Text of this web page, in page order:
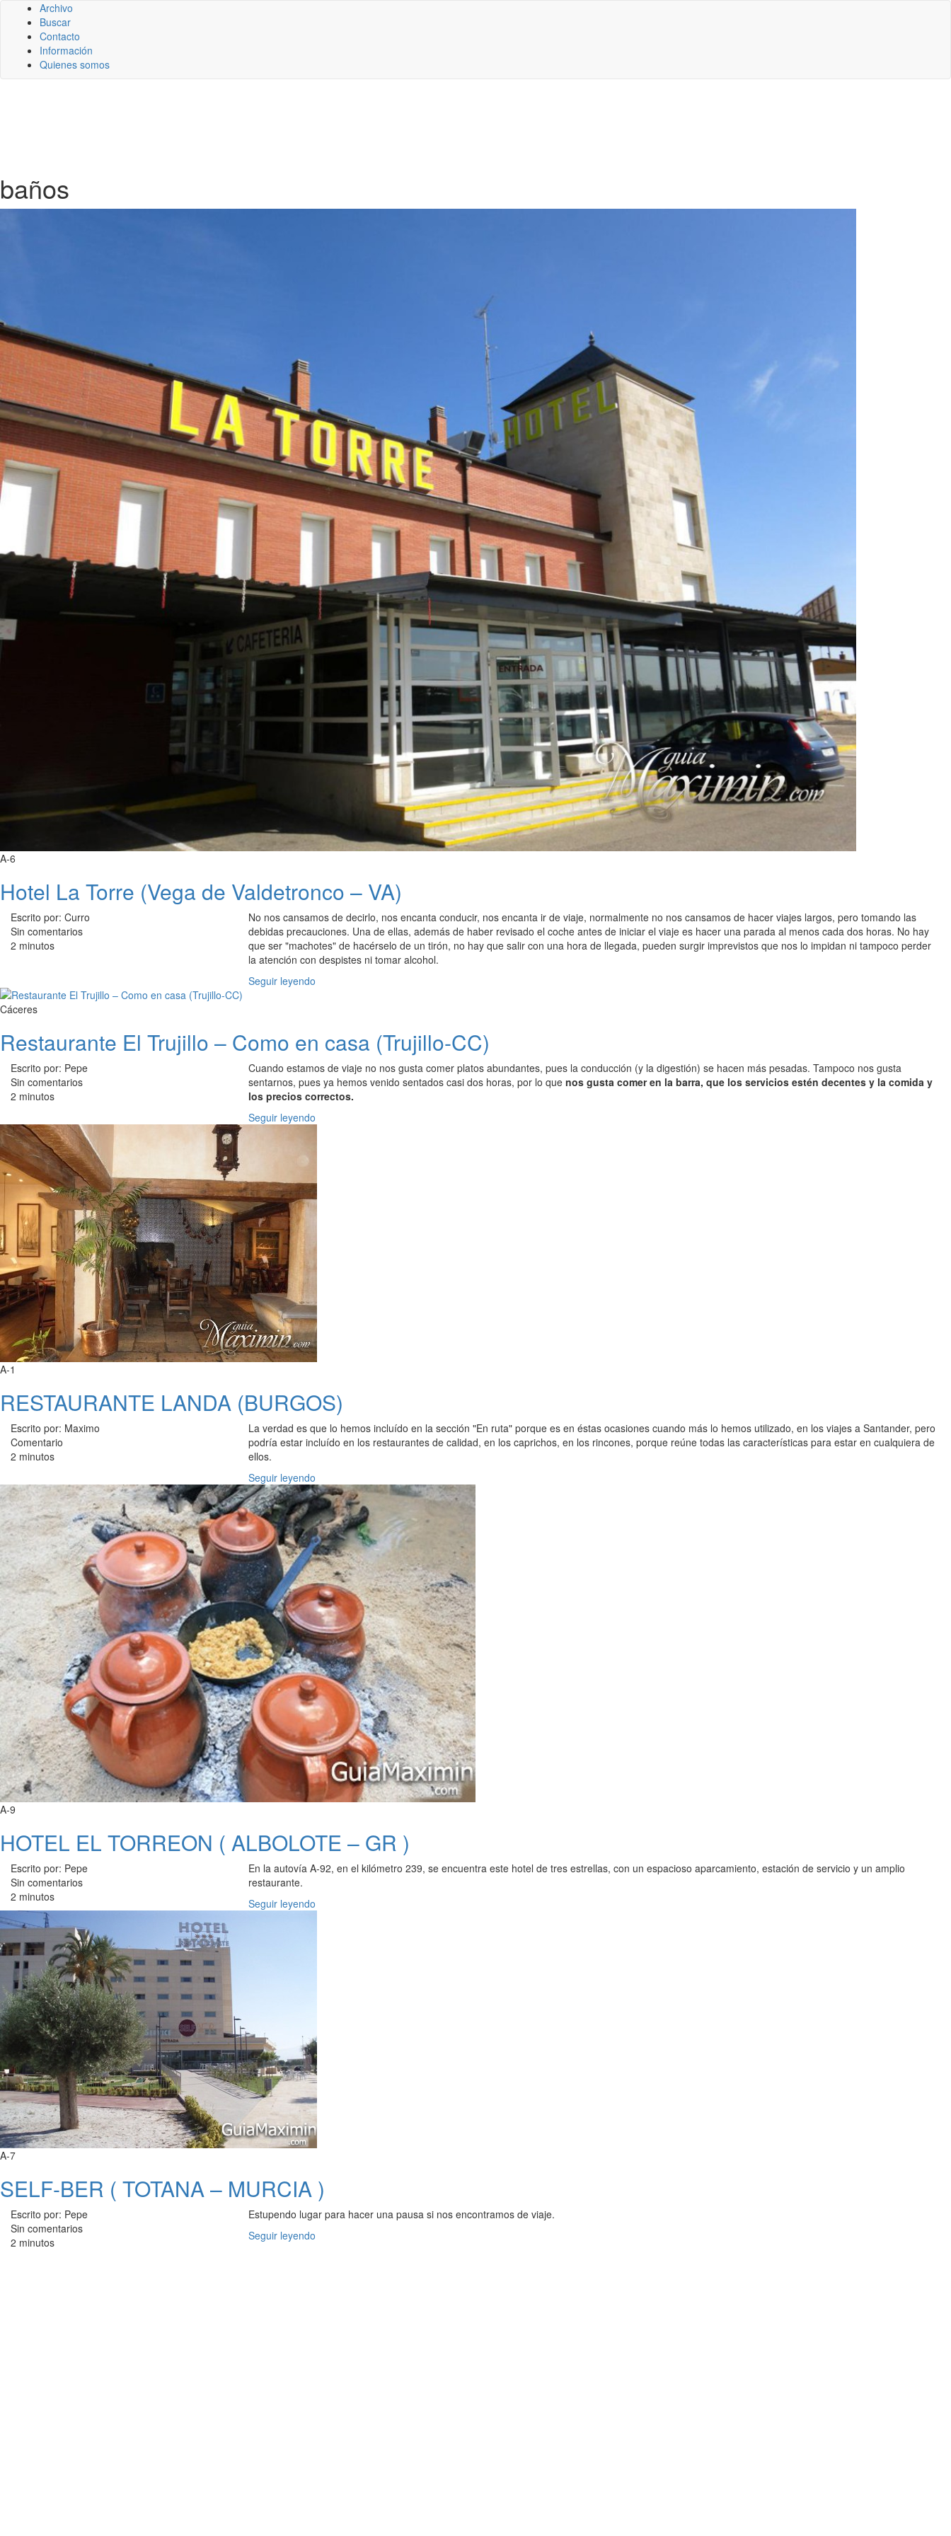
Archivo
Buscar
Contacto
Información
Quienes somos
baños
A-6
Hotel La Torre (Vega de Valdetronco – VA)
Escrito por: Curro
Sin comentarios
2 minutos
No nos cansamos de decirlo, nos encanta conducir, nos encanta ir de viaje, normalmente no nos cansamos de hacer viajes largos, pero tomando las
debidas precauciones. Una de ellas, además de haber revisado el coche antes de iniciar el viaje es hacer una parada al menos cada dos horas. No hay
que ser "machotes" de hacérselo de un tirón, no hay que salir con una hora de llegada, pueden surgir imprevistos que nos lo impidan ni tampoco perder
la atención con despistes ni tomar alcohol.
Seguir leyendo
Cáceres
Restaurante El Trujillo – Como en casa (Trujillo-CC)
Escrito por: Pepe
Sin comentarios
2 minutos
Cuando estamos de viaje no nos gusta comer platos abundantes, pues la conducción (y la digestión) se hacen más pesadas. Tampoco nos gusta
sentarnos, pues ya hemos venido sentados casi dos horas, por lo que nos gusta comer en la barra, que los servicios estén decentes y la comida y
los precios correctos.
Seguir leyendo
A-1
RESTAURANTE LANDA (BURGOS)
Escrito por: Maximo
Comentario
2 minutos
La verdad es que lo hemos incluído en la sección "En ruta" porque es en éstas ocasiones cuando más lo hemos utilizado, en los viajes a Santander, pero
podría estar incluído en los restaurantes de calidad, en los caprichos, en los rincones, porque reúne todas las características para estar en cualquiera de
ellos.
Seguir leyendo
A-9
HOTEL EL TORREON ( ALBOLOTE – GR )
Escrito por: Pepe
Sin comentarios
2 minutos
En la autovía A-92, en el kilómetro 239, se encuentra este hotel de tres estrellas, con un espacioso aparcamiento, estación de servicio y un amplio
restaurante.
Seguir leyendo
A-7
SELF-BER ( TOTANA – MURCIA )
Escrito por: Pepe
Sin comentarios
2 minutos
Estupendo lugar para hacer una pausa si nos encontramos de viaje.
Seguir leyendo